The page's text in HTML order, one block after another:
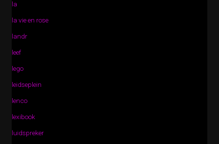
la
la vie en rose
landr
leef
lego
leidseplein
lenco
lexibook
luidspreker